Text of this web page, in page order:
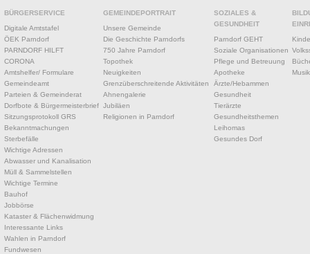
BÜRGERSERVICE
Digitale Amtstafel
ÖEK Parndorf
PARNDORF HILFT
CORONA
Amtshelfer/ Formulare
Gemeindeamt
Parteien & Gemeinderat
Dorfbote & Bürgermeisterbrief
Sitzungsprotokoll GRS
Bekanntmachungen
Sterbefälle
Wichtige Adressen
Abwasser und Kanalisation
Müll & Sammelstellen
Wichtige Termine
Bauhof
Jobbörse
Kataster & Flächenwidmung
Interessante Links
Wahlen in Parndorf
Fundwesen
GEMEINDEPORTRAIT
Unsere Gemeinde
Die Geschichte Parndorfs
750 Jahre Parndorf
Topothek
Neuigkeiten
Grenzüberschreitende Aktivitäten
Ahnengalerie
Jubiläen
Religionen in Parndorf
SOZIALES &
GESUNDHEIT
Parndorf GEHT
Soziale Organisationen
Pflege und Betreuung
Apotheke
Ärzte/Hebammen
Gesundheit
Tierärzte
Gesundheitsthemen
Leihomas
Gesundes Dorf